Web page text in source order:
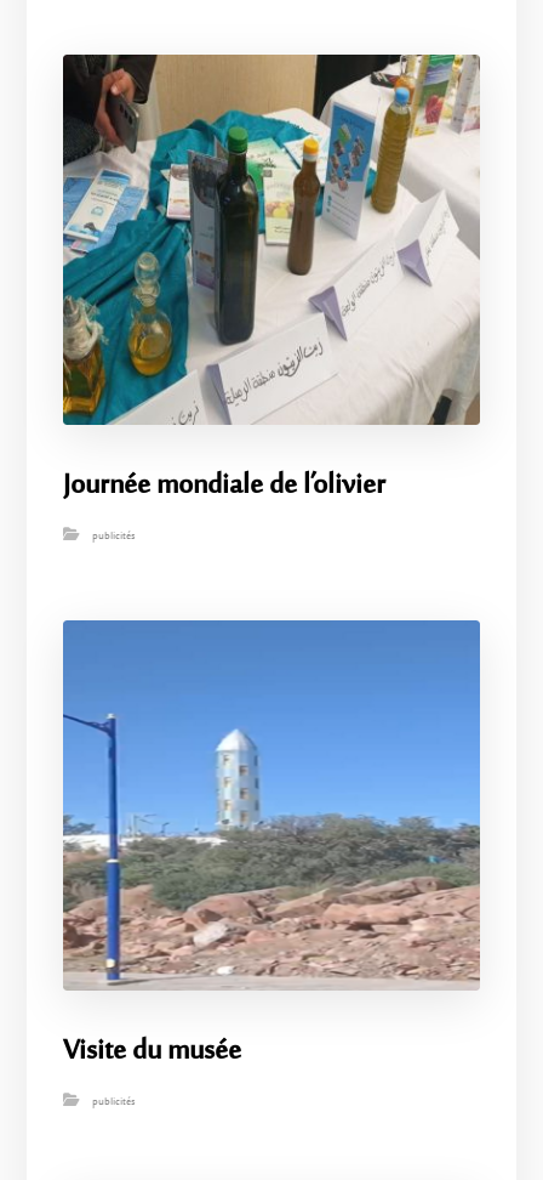
Journée mondiale de l’olivier
publicités
Visite du musée
publicités